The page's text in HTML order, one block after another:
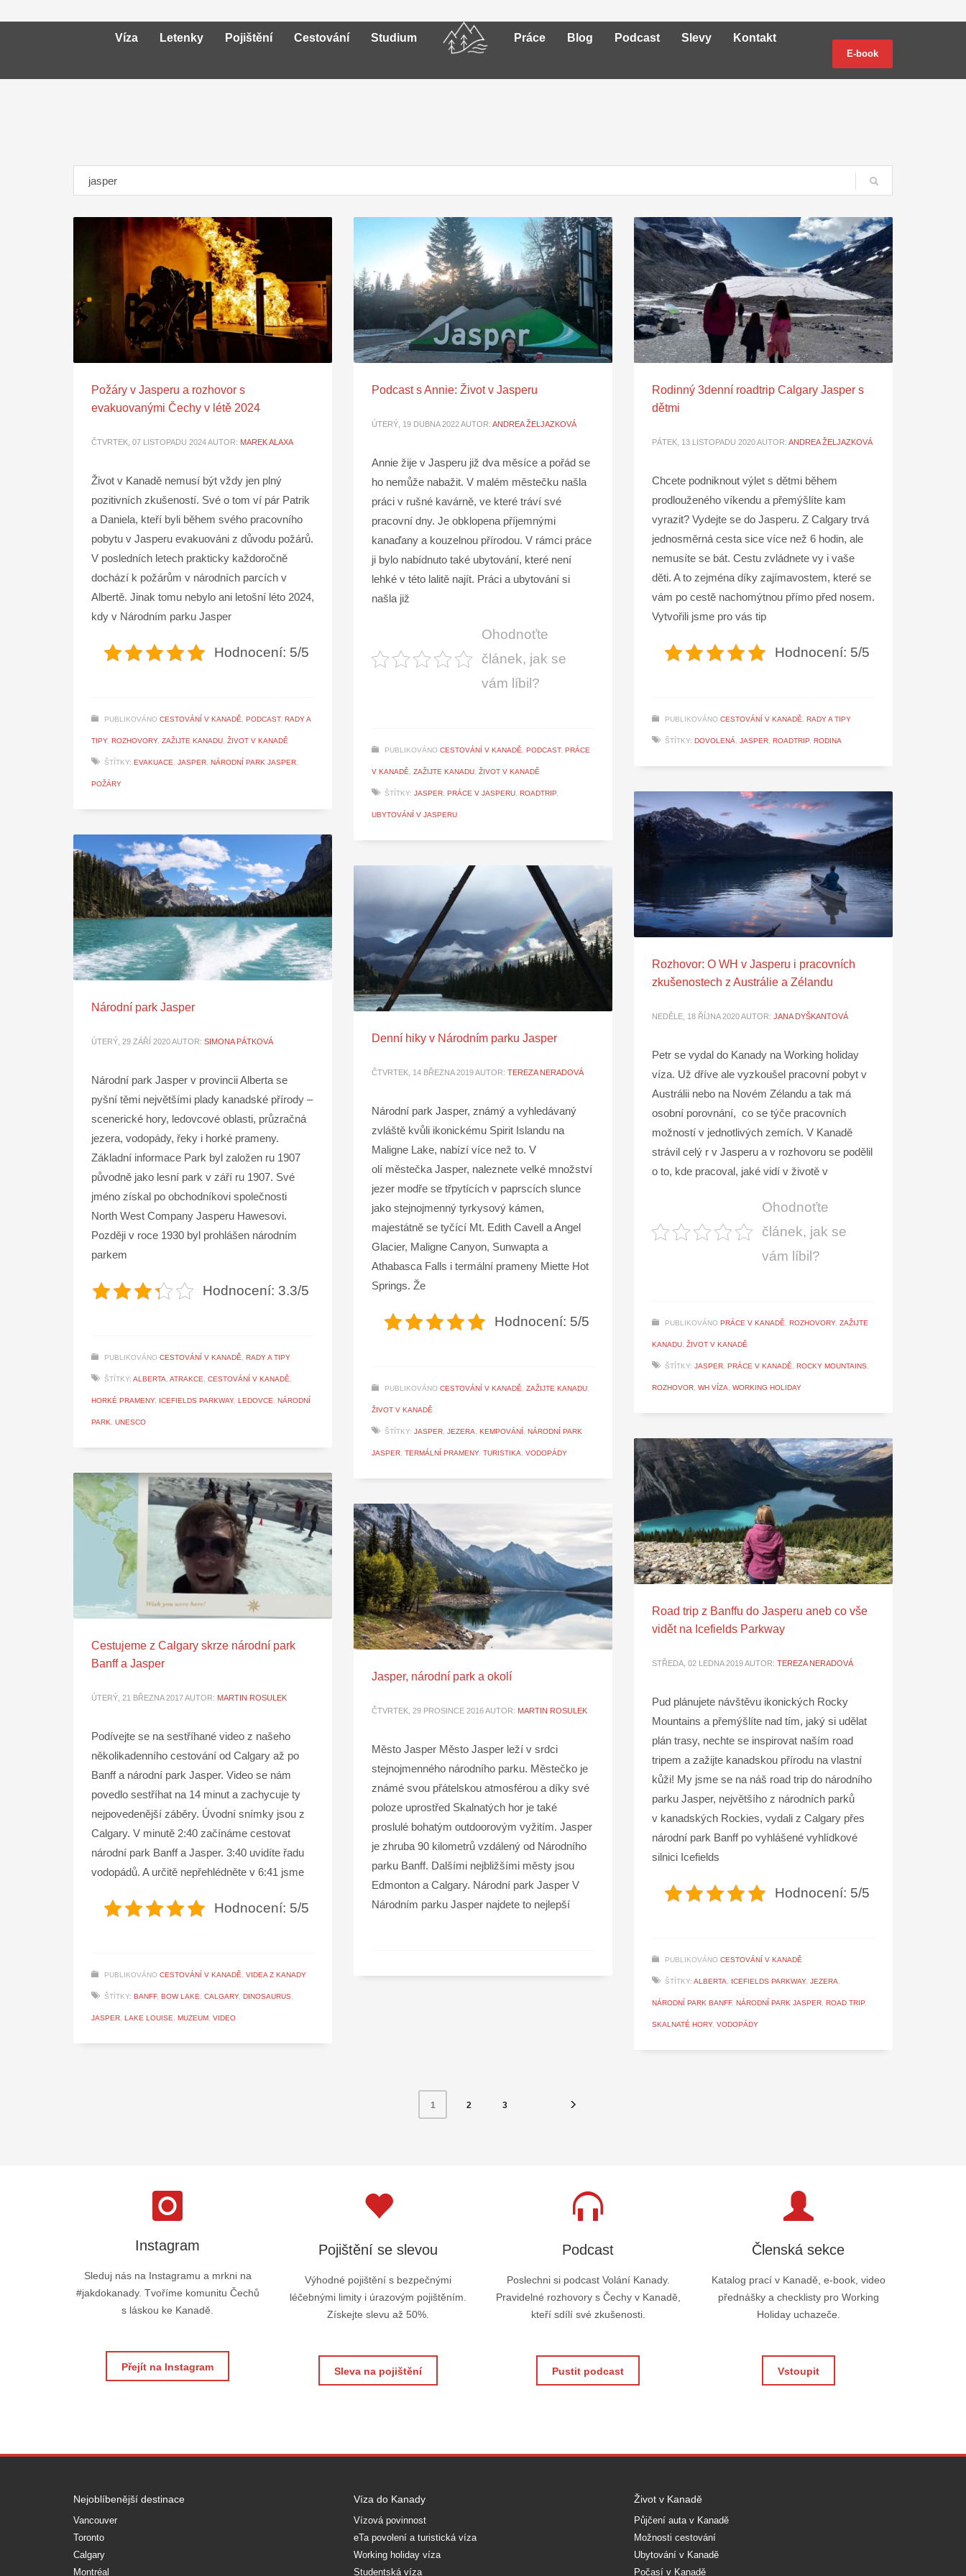
Víza Letenky Pojištění Cestování Studium Práce Blog Podcast Slevy Kontakt
E-book
Požáry v Jasperu a rozhovor s
evakuovanými Čechy v létě 2024
ČTVRTEK, 07 LISTOPADU 2024AUTOR: MAREK ALAXA
Život v Kanadě nemusí být vždy jen plný
pozitivních zkušeností. Své o tom ví pár Patrik
a Daniela, kteří byli během svého pracovního
pobytu v Jasperu evakuováni z důvodu požárů.
V posledních letech prakticky každoročně
dochází k požárům v národních parcích v
Albertě. Jinak tomu nebylo ani letošní léto 2024,
kdy v Národním parku Jasper
Hodnocení: 5/5
PUBLIKOVÁNO CESTOVÁNÍ V KANADĚ, PODCAST, RADY A
TIPY, ROZHOVORY, ZAŽIJTE KANADU, ŽIVOT V KANADĚ
ŠTÍTKY: EVAKUACE, JASPER, NÁRODNÍ PARK JASPER,
POŽÁRY
Podcast s Annie: Život v Jasperu
ÚTERÝ, 19 DUBNA 2022AUTOR: ANDREA ŽELJAZKOVÁ
Annie žije v Jasperu již dva měsíce a pořád se
ho nemůže nabažit. V malém městečku našla
práci v rušné kavárně, ve které tráví své
pracovní dny. Je obklopena příjemnými
kanaďany a kouzelnou přírodou. V rámci práce
ji bylo nabídnuto také ubytování, které není
lehké v této lalitě najít. Práci a ubytování si
našla již
Ohodnoťte
článek, jak se
vám líbil?
PUBLIKOVÁNO CESTOVÁNÍ V KANADĚ, PODCAST, PRÁCE
V KANADĚ, ZAŽIJTE KANADU, ŽIVOT V KANADĚ
ŠTÍTKY: JASPER, PRÁCE V JASPERU, ROADTRIP,
UBYTOVÁNÍ V JASPERU
Rodinný 3denní roadtrip Calgary Jasper s
dětmi
PÁTEK, 13 LISTOPADU 2020AUTOR: ANDREA ŽELJAZKOVÁ
Chcete podniknout výlet s dětmi během
prodlouženého víkendu a přemýšlíte kam
vyrazit? Vydejte se do Jasperu. Z Calgary trvá
jednosměrná cesta sice více než 6 hodin, ale
nemusíte se bát. Cestu zvládnete vy i vaše
děti. A to zejména díky zajímavostem, které se
vám po cestě nachomýtnou přímo před nosem.
Vytvořili jsme pro vás tip
Hodnocení: 5/5
PUBLIKOVÁNO CESTOVÁNÍ V KANADĚ, RADY A TIPY
ŠTÍTKY: DOVOLENÁ, JASPER, ROADTRIP, RODINA
Rozhovor: O WH v Jasperu i pracovních
zkušenostech z Austrálie a Zélandu
NEDĚLE, 18 ŘÍJNA 2020AUTOR: JANA DYŠKANTOVÁ
Petr se vydal do Kanady na Working holiday
víza. Už dříve ale vyzkoušel pracovní pobyt v
Austrálii nebo na Novém Zélandu a tak má
osobní porovnání, co se týče pracovních
možností v jednotlivých zemích. V Kanadě
strávil celý r v Jasperu a v rozhovoru se podělil
o to, kde pracoval, jaké vidí v životě v
Ohodnoťte
článek, jak se
vám líbil?
PUBLIKOVÁNO PRÁCE V KANADĚ, ROZHOVORY, ZAŽIJTE
KANADU, ŽIVOT V KANADĚ
ŠTÍTKY: JASPER, PRÁCE V KANADĚ, ROCKY MOUNTAINS,
ROZHOVOR, WH VÍZA, WORKING HOLIDAY
Národní park Jasper
ÚTERÝ, 29 ZÁŘÍ 2020AUTOR: SIMONA PÁTKOVÁ
Národní park Jasper v provincii Alberta se
pyšní těmi největšími plady kanadské přírody –
scenerické hory, ledovcové oblasti, průzračná
jezera, vodopády, řeky i horké prameny.
Základní informace Park byl založen ru 1907
původně jako lesní park v září ru 1907. Své
jméno získal po obchodníkovi společnosti
North West Company Jasperu Hawesovi.
Později v roce 1930 byl prohlášen národním
parkem
Hodnocení: 3.3/5
PUBLIKOVÁNO CESTOVÁNÍ V KANADĚ, RADY A TIPY
ŠTÍTKY: ALBERTA, ATRAKCE, CESTOVÁNÍ V KANADĚ,
HORKÉ PRAMENY, ICEFIELDS PARKWAY, LEDOVCE, NÁRODNÍ
PARK, UNESCO
Denní hiky v Národním parku Jasper
ČTVRTEK, 14 BŘEZNA 2019AUTOR: TEREZA NERADOVÁ
Národní park Jasper, známý a vyhledávaný
zvláště kvůli ikonickému Spirit Islandu na
Maligne Lake, nabízí více než to. V
olí městečka Jasper, naleznete velké množství
jezer modře se třpytících v paprscích slunce
jako stejnojmenný tyrkysový kámen,
majestátně se tyčící Mt. Edith Cavell a Angel
Glacier, Maligne Canyon, Sunwapta a
Athabasca Falls i termální prameny Miette Hot
Springs. Že
Hodnocení: 5/5
PUBLIKOVÁNO CESTOVÁNÍ V KANADĚ, ZAŽIJTE KANADU,
ŽIVOT V KANADĚ
ŠTÍTKY: JASPER, JEZERA, KEMPOVÁNÍ , NÁRODNÍ PARK
JASPER, TERMÁLNÍ PRAMENY, TURISTIKA, VODOPÁDY
Road trip z Banffu do Jasperu aneb co vše
vidět na Icefields Parkway
STŘEDA, 02 LEDNA 2019AUTOR: TEREZA NERADOVÁ
Pud plánujete návštěvu ikonických Rocky
Mountains a přemýšlíte nad tím, jaký si udělat
plán trasy, nechte se inspirovat naším road
tripem a zažijte kanadskou přírodu na vlastní
kůži! My jsme se na náš road trip do národního
parku Jasper, největšího z národních parků
v kanadských Rockies, vydali z Calgary přes
národní park Banff po vyhlášené vyhlídkové
silnici Icefields
Hodnocení: 5/5
PUBLIKOVÁNO CESTOVÁNÍ V KANADĚ
ŠTÍTKY: ALBERTA, ICEFIELDS PARKWAY, JEZERA,
NÁRODNÍ PARK BANFF, NÁRODNÍ PARK JASPER, ROAD TRIP,
SKALNATÉ HORY, VODOPÁDY
Cestujeme z Calgary skrze národní park
Banff a Jasper
ÚTERÝ, 21 BŘEZNA 2017AUTOR: MARTIN ROSULEK
Podívejte se na sestříhané video z našeho
několikadenního cestování od Calgary až po
Banff a národní park Jasper. Video se nám
povedlo sestříhat na 14 minut a zachycuje ty
nejpovedenější záběry. Úvodní snímky jsou z
Calgary. V minutě 2:40 začínáme cestovat
národní park Banff a Jasper. 3:40 uvidíte řadu
vodopádů. A určitě nepřehlédněte v 6:41 jsme
Hodnocení: 5/5
PUBLIKOVÁNO CESTOVÁNÍ V KANADĚ, VIDEA Z KANADY
ŠTÍTKY: BANFF, BOW LAKE, CALGARY, DINOSAURUS,
JASPER, LAKE LOUISE, MUZEUM, VIDEO
Jasper, národní park a okolí
ČTVRTEK, 29 PROSINCE 2016AUTOR: MARTIN ROSULEK
Město Jasper Město Jasper leží v srdci
stejnojmenného národního parku. Městečko je
známé svou přátelskou atmosférou a díky své
poloze uprostřed Skalnatých hor je také
proslulé bohatým outdoorovým vyžitím. Jasper
je zhruba 90 kilometrů vzdálený od Národního
parku Banff. Dalšími nejbližšími městy jsou
Edmonton a Calgary. Národní park Jasper V
Národním parku Jasper najdete to nejlepší
1 2 3
Instagram
Sleduj nás na Instagramu a mrkni na
#jakdokanady. Tvoříme komunitu Čechů
s láskou ke Kanadě.
Přejít na Instagram
Pojištění se slevou
Výhodné pojištění s bezpečnými
léčebnými limity i úrazovým pojištěním.
Získejte slevu až 50%.
Sleva na pojištění
Podcast
Poslechni si podcast Volání Kanady.
Pravidelné rozhovory s Čechy v Kanadě,
kteří sdílí své zkušenosti.
Pustit podcast
Členská sekce
Katalog prací v Kanadě, e-book, video
přednášky a checklisty pro Working
Holiday uchazeče.
Vstoupit
Nejoblíbenější destinace
Vancouver
Toronto
Calgary
Montréal
Víza do Kanady
Vízová povinnost
eTa povolení a turistická víza
Working holiday víza
Studentská víza
Život v Kanadě
Půjčení auta v Kanadě
Možnosti cestování
Ubytování v Kanadě
Počasí v Kanadě